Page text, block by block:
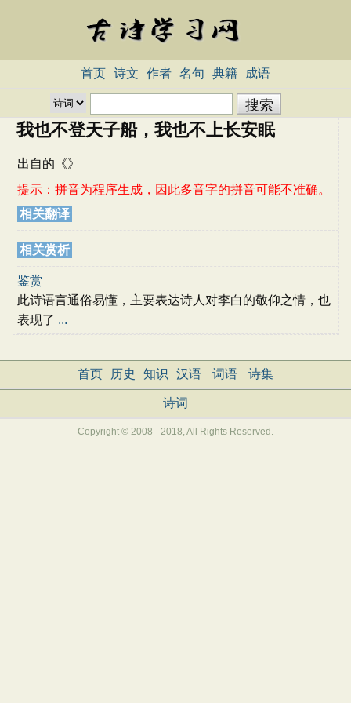
首页 诗文 作者 名句 典籍 成语
我也不登天子船，我也不上长安眠
出自的《》
提示：拼音为程序生成，因此多音字的拼音可能不准确。
相关翻译
相关赏析
鉴赏
此诗语言通俗易懂，主要表达诗人对李白的敬仰之情，也
表现了 ...
首页 历史 知识 汉语 词语 诗集
诗词
Copyright © 2008 - 2018, All Rights Reserved.